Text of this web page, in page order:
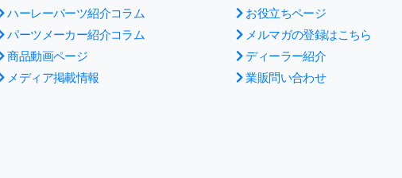
ハーレーパーツ紹介コラム
パーツメーカー紹介コラム
商品動画ページ
メディア掲載情報
お役立ちページ
メルマガの登録はこちら
ディーラー紹介
業販問い合わせ